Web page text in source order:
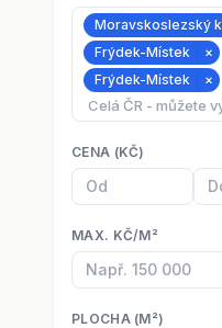
Moravskoslezský
Frýdek-Místek
×
Frýdek-Místek
×
CENA (KČ)
MAX. KČ/M²
PLOCHA (M²)